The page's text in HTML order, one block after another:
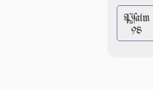
Pſalm
98